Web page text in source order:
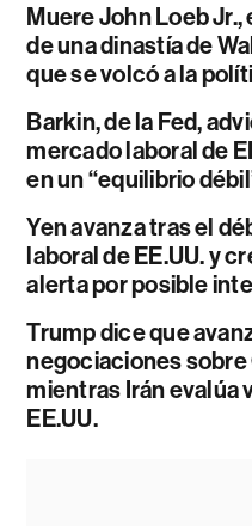
Muere John Loeb
de una dinastía de
que se volcó a la
Barkin, de la Fed,
mercado laboral de
en un “equilibrio
Yen avanza tras el
laboral de EE.UU. y
alerta por posible
Trump dice que
negociaciones sobre
mientras Irán evalúa
EE.UU.